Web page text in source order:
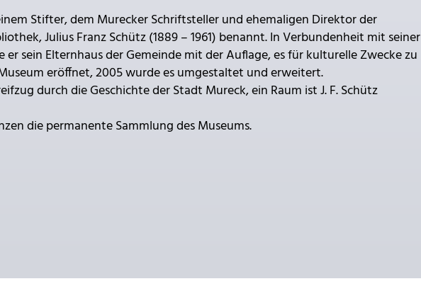
Stifter, dem Murecker Schriftsteller und ehemaligen Direktor der
Julius Franz Schütz (1889 – 1961) benannt. In Verbundenheit mit seiner
sein Elternhaus der Gemeinde mit der Auflage, es für kulturelle Zwecke zu
eröffnet, 2005 wurde es umgestaltet und erweitert.
durch die Geschichte der Stadt Mureck, ein Raum ist J. F. Schütz
die permanente Sammlung des Museums.